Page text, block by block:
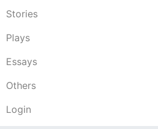
Stories
Plays
Essays
Others
Login